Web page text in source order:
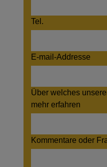
Tel.
E-mail-Addresse
Über welches
mehr erfahren
Kommentare oder